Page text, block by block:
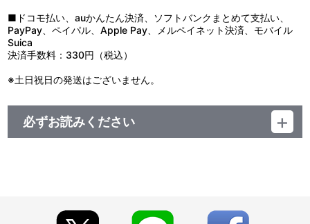
■ドコモ払い、auかんたん決済、ソフトバンクまとめて支払い、
PayPay、ペイパル、Apple Pay、メルペイネット決済、モバイル
Suica
決済手数料：330円（税込）
※土日祝日の発送はございません。
必ずお読みください
も同日にお届けとならない場合がございます。